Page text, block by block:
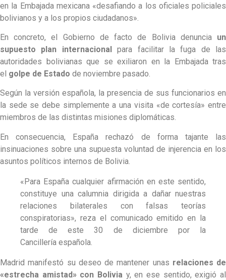
en la Embajada mexicana «desafiando a los oficiales policiales
bolivianos y a los propios ciudadanos».
En concreto, el Gobierno de facto de Bolivia denuncia un
supuesto plan internacionalpara facilitar la fuga de las
autoridades bolivianas que se exiliaron en la Embajada tras
el golpe de Estado de noviembre pasado.
Según la versión española, la presencia de sus funcionarios en
la sede se debe simplemente a una visita «de cortesía» entre
miembros de las distintas misiones diplomáticas.
En consecuencia, España rechazó de forma tajante las
insinuaciones sobre una supuesta voluntad de injerencia en los
asuntos políticos internos de Bolivia.
«Para España cualquier afirmación en este sentido,
constituye una calumnia dirigida a dañar nuestras
relaciones bilaterales con falsas teorías
conspiratorias», reza el comunicado emitido en la
tarde de este 30 de diciembre por la
Cancillería española.
Madrid manifestó su deseo de mantener unas relaciones de
«estrecha amistad» con Bolivia y, en ese sentido, exigió al